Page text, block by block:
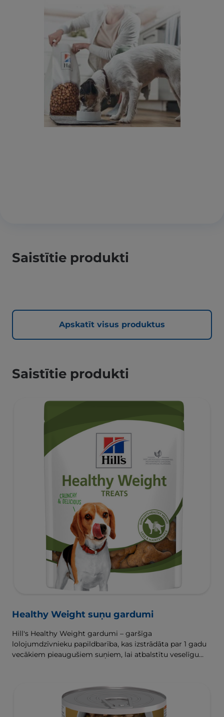
Saistītie produkti
Apskatīt visus produktus
Saistītie produkti
Healthy Weight suņu gardumi
Hill's Healthy Weight gardumi – garšīga
lolojumdzīvnieku papildbarība, kas izstrādāta par 1 gadu
vecākiem pieaugušiem suņiem, lai atbalstītu veselīgu